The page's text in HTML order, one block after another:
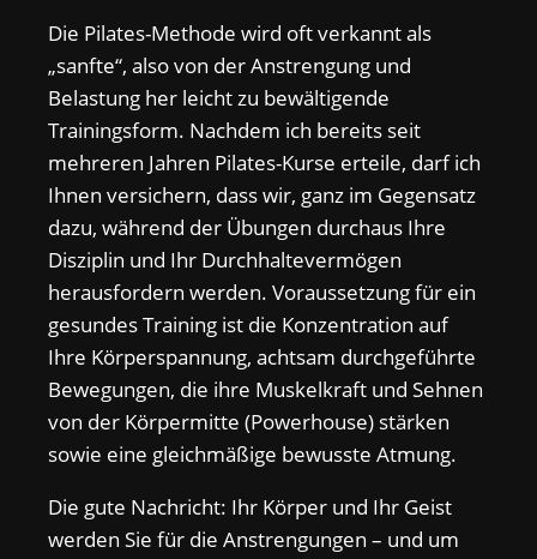
Die Pilates-Methode wird oft verkannt als
„sanfte“, also von der Anstrengung und
Belastung her leicht zu bewältigende
Trainingsform. Nachdem ich bereits seit
mehreren Jahren Pilates-Kurse erteile, darf ich
Ihnen versichern, dass wir, ganz im Gegensatz
dazu, während der Übungen durchaus Ihre
Disziplin und Ihr Durchhaltevermögen
herausfordern werden. Voraussetzung für ein
gesundes Training ist die Konzentration auf
Ihre Körperspannung, achtsam durchgeführte
Bewegungen, die ihre Muskelkraft und Sehnen
von der Körpermitte (Powerhouse) stärken
sowie eine gleichmäßige bewusste Atmung.
Die gute Nachricht: Ihr Körper und Ihr Geist
werden Sie für die Anstrengungen – und um